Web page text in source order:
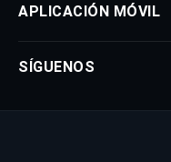
APLICACIÓN MÓVIL
SÍGUENOS